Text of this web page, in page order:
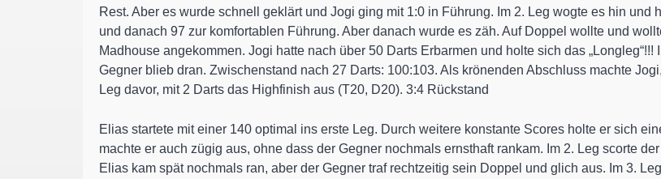
Rest. Aber es wurde schnell geklärt und Jogi ging mit 1:0 in Führung. Im 2. Leg wogte es hin
und danach 97 zur komfortablen Führung. Aber danach wurde es zäh. Auf Doppel wollte und
Madhouse angekommen. Jogi hatte nach über 50 Darts Erbarmen und holte sich das
Gegner blieb dran. Zwischenstand nach 27 Darts: 100:103. Als krönenden Abschluss machte
Leg davor, mit 2 Darts das Highfinish aus (T20, D20). 3:4 Rückstand
Elias startete mit einer 140 optimal ins erste Leg. Durch weitere konstante Scores holte er sich
machte er auch zügig aus, ohne dass der Gegner nochmals ernsthaft rankam. Im 2. Leg scorte
Elias kam spät nochmals ran, aber der Gegner traf rechtzeitig sein Doppel und glich aus. Im 3.